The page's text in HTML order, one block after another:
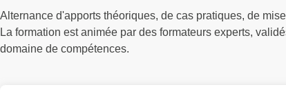
Alternance d'apports théoriques, de cas pratiques, de
La formation est animée par des formateurs experts,
domaine de compétences.